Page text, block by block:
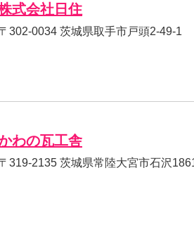
式会社日住
302-0034 茨城県取手市戸頭2-49-1
わの瓦工舎
319-2135 茨城県常陸大宮市石沢